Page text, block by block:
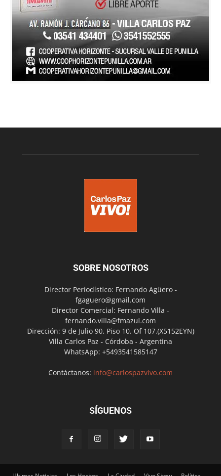
SOBRE NOSOTROS
Director Periodístico: Fernando Agüero -
fgaguero@gmail.com
Director Comercial: Fernando Villa -
fernando.villa@fmazul.com
Dirección: 9 de Julio 90. Piso 10. Of 107.(X5152EYN)
Villa Carlos Paz - Córdoba - Argentina
WhatsApp: +5493541585147
Contáctanos: info@carlospazvivo.com
SÍGUENOS